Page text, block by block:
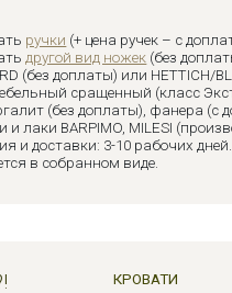
ручки (+ цена ручек – с
другой вид ножек (без
(без доплаты) или HETTICH/
сращенный (класс
(без доплаты), фанера (с
и лаки BARPIMO, MILESI
и доставки: 3-10 рабочих дней.
в собранном виде.
КРОВАТИ